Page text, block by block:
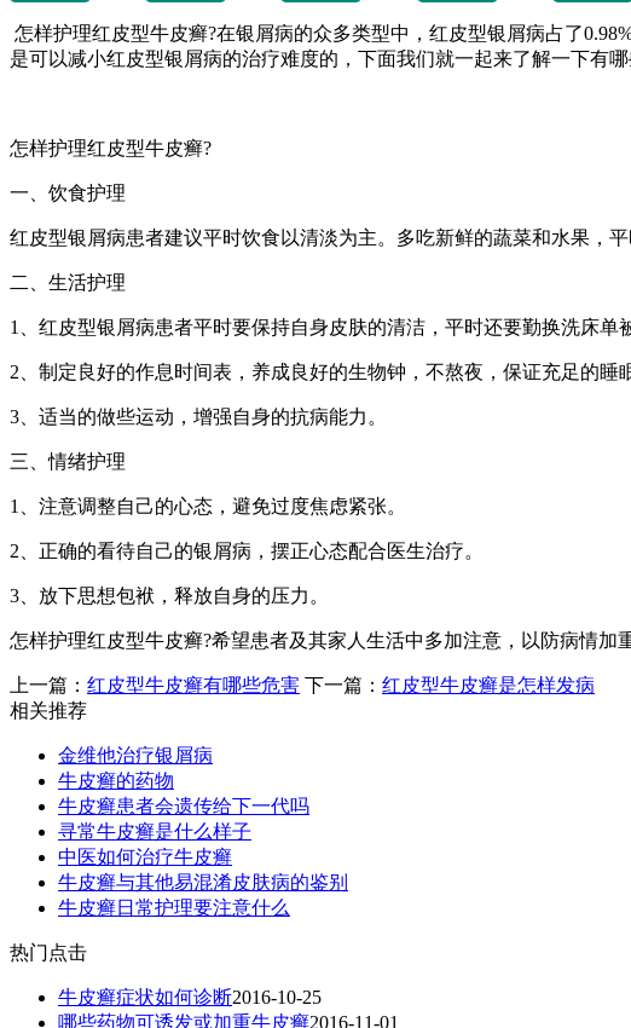
怎样护理红皮型牛皮癣?在银屑病的众多类型中，红皮型银屑病占了
是可以减小红皮型银屑病的治疗难度的，下面我们就一起来了解一下有哪
怎样护理红皮型牛皮癣?
一、饮食护理
红皮型银屑病患者建议平时饮食以清淡为主。多吃新鲜的蔬菜和水果，平
二、生活护理
1、红皮型银屑病患者平时要保持自身皮肤的清洁，平时还要勤换洗床
2、制定良好的作息时间表，养成良好的生物钟，不熬夜，保证充足的睡
3、适当的做些运动，增强自身的抗病能力。
三、情绪护理
1、注意调整自己的心态，避免过度焦虑紧张。
2、正确的看待自己的银屑病，摆正心态配合医生治疗。
3、放下思想包袱，释放自身的压力。
怎样护理红皮型牛皮癣?希望患者及其家人生活中多加注意，以防病情加
上一篇： 红皮型牛皮癣有哪些危害 下一篇： 红皮型牛皮癣是怎样发病
相关推荐
金维他治疗银屑病
牛皮癣的药物
牛皮癣患者会遗传给下一代吗
寻常牛皮癣是什么样子
中医如何治疗牛皮癣
牛皮癣与其他易混淆皮肤病的鉴别
牛皮癣日常护理要注意什么
热门点击
牛皮癣症状如何诊断2016-10-25
哪些药物可诱发或加重牛皮癣2016-11-01